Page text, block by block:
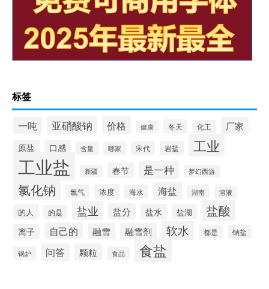
标签
一吨 亚硝酸钠 价格 健康 冬天 化工 厂家
原盐 口感 含量 哪家 宋代 岩盐 工业
工业盐 新疆 春节 是一种 梦幻西游
氯化钠 氯气 浓度 海水 海盐 湖南 溶液
的人 的是 盐业 盐分 盐水 盐湖 盐酸
离子 自己的 融雪 融雪剂 软水 都是 钠盐
锅炉 问答 颗粒 食品 食盐